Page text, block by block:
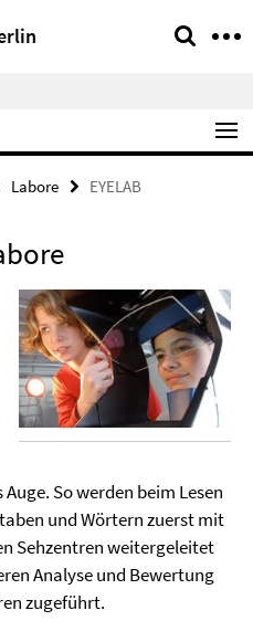
Labore EYELAB
So werden beim Lesen
und Wörtern zuerst mit
Sehzentren weitergeleitet
Analyse und Bewertung
zugeführt.